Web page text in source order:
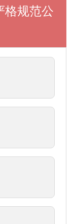
格规范公